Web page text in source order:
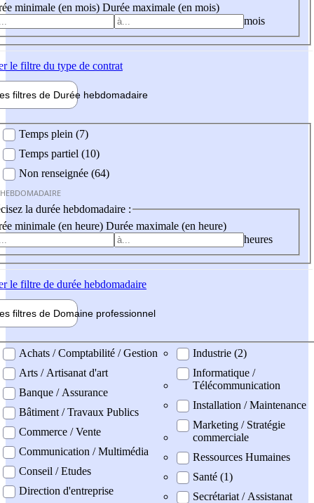
minimale (en mois) Durée maximale (en mois)
mois
le filtre du type de contrat
filtres de Durée hebdomadaire
Temps plein (7)
Temps partiel (10)
Non renseignée (64)
la durée hebdomadaire :
minimale (en heure) Durée maximale (en heure)
heures
le filtre de durée hebdomadaire
filtres de Domaine professionnel
professionel
Achats / Comptabilité / Gestion
Arts / Artisanat d'art
Banque / Assurance
Bâtiment / Travaux Publics
Commerce / Vente
Communication / Multimédia
Conseil / Etudes
Direction d'entreprise
Industrie (2)
Informatique /
Télécommunication
Installation / Maintenance
Marketing / Stratégie
commerciale
Ressources Humaines
Santé (1)
Secrétariat / Assistanat